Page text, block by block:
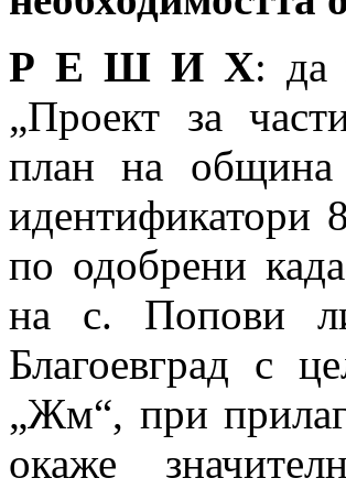
Р Е Ш И Х: да
„Проект за
план на
идентификатори
по одобрени
на с. Попови
Благоевград с
„Жм“, при
окаже